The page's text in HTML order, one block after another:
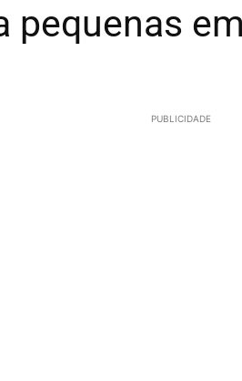
pequenas
PUBLICIDADE